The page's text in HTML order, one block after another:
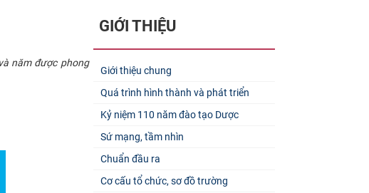
năm được phong
GIỚI THIỆU
Giới thiệu chung
Quá trình hình thành và phát triển
Kỷ niệm 110 năm đào tạo Dược
Sứ mạng, tầm nhìn
Chuẩn đầu ra
Cơ cấu tổ chức, sơ đồ trường